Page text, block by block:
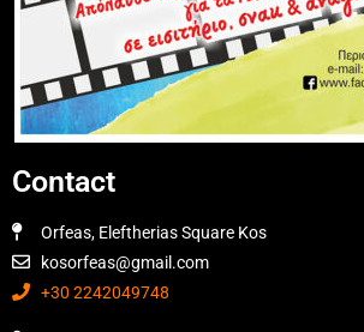
Contact
Orfeas, Eleftherias Square Kos
kosorfeas@gmail.com
+30 2242049748